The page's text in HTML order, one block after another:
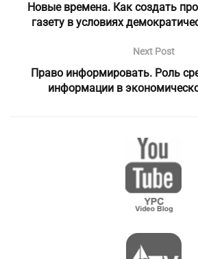
Новые времена. Как создать
газету в условиях
Next Post
Право информировать. Роль
информации в